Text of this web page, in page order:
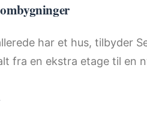
har et hus, tilbyder
fra en ekstra etage til en